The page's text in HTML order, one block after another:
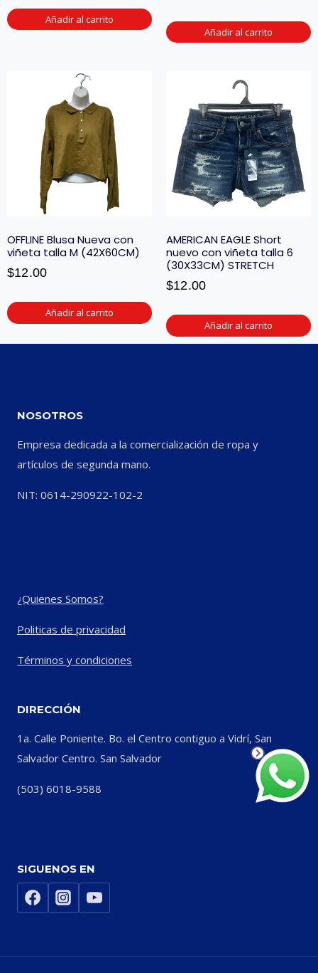
Añadir al carrito
Añadir al carrito
OFFLINE Blusa Nueva con
viñeta talla M (42X60CM)
$12.00
Añadir al carrito
AMERICAN EAGLE Short
nuevo con viñeta talla 6
(30X33CM) STRETCH
$12.00
Añadir al carrito
NOSOTROS
Empresa dedicada a la comercialización de ropa y
artículos de segunda mano.
NIT: 0614-290922-102-2
¿Quienes Somos?
Politicas de privacidad
Términos y condiciones
DIRECCIÓN
1a. Calle Poniente. Bo. el Centro contiguo a Vidrí, San
Salvador Centro. San Salvador
(503) 6018-9588
SIGUENOS EN